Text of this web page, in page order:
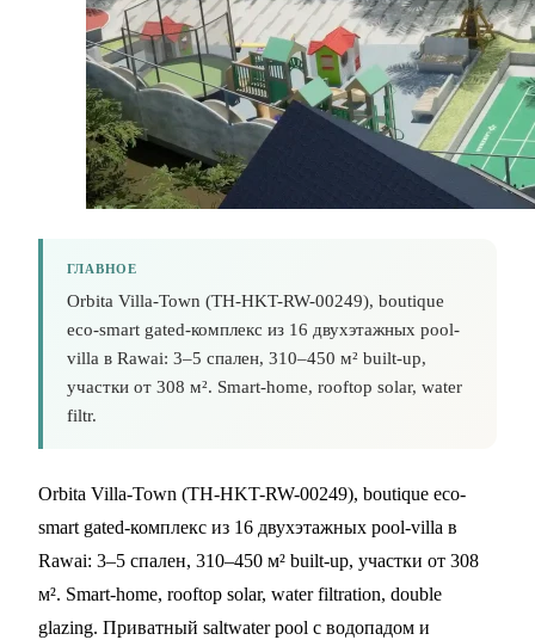
ГЛАВНОЕ
Orbita Villa-Town (TH-HKT-RW-00249), boutique
eco-smart gated-комплекс из 16 двухэтажных pool-
villa в Rawai: 3–5 спален, 310–450 м² built-up,
участки от 308 м². Smart-home, rooftop solar, water
filtr.
Orbita Villa-Town (TH-HKT-RW-00249), boutique eco-
smart gated-комплекс из 16 двухэтажных pool-villa в
Rawai: 3–5 спален, 310–450 м² built-up, участки от 308
м². Smart-home, rooftop solar, water filtration, double
glazing. Приватный saltwater pool с водопадом и